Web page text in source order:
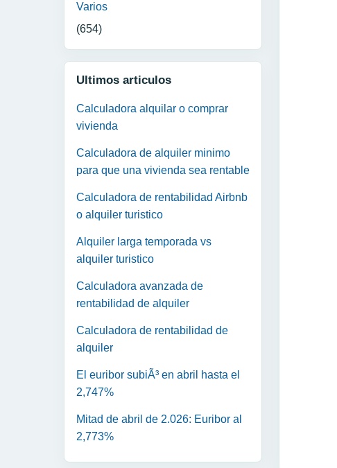
Varios
(654)
Ultimos articulos
Calculadora alquilar o comprar
vivienda
Calculadora de alquiler minimo
para que una vivienda sea rentable
Calculadora de rentabilidad Airbnb
o alquiler turistico
Alquiler larga temporada vs
alquiler turistico
Calculadora avanzada de
rentabilidad de alquiler
Calculadora de rentabilidad de
alquiler
El euribor subiÃ³ en abril hasta el
2,747%
Mitad de abril de 2.026: Euribor al
2,773%